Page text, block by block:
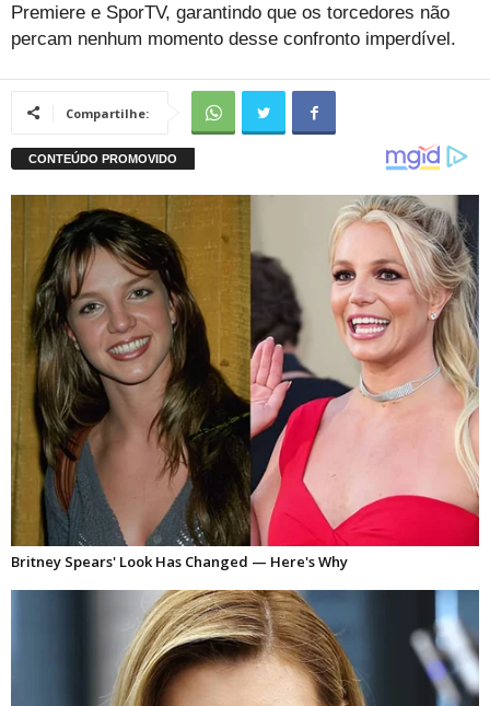
Premiere e SporTV, garantindo que os torcedores não
percam nenhum momento desse confronto imperdível.
Compartilhe: